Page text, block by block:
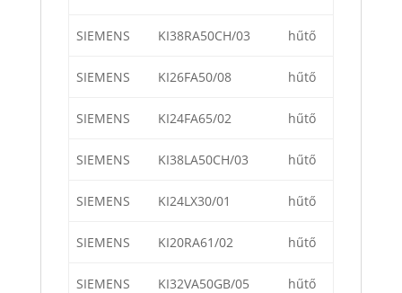
SIEMENS KI38RA50CH/03 hűtő
SIEMENS KI26FA50/08 hűtő
SIEMENS KI24FA65/02 hűtő
SIEMENS KI38LA50CH/03 hűtő
SIEMENS KI24LX30/01 hűtő
SIEMENS KI20RA61/02 hűtő
SIEMENS KI32VA50GB/05 hűtő